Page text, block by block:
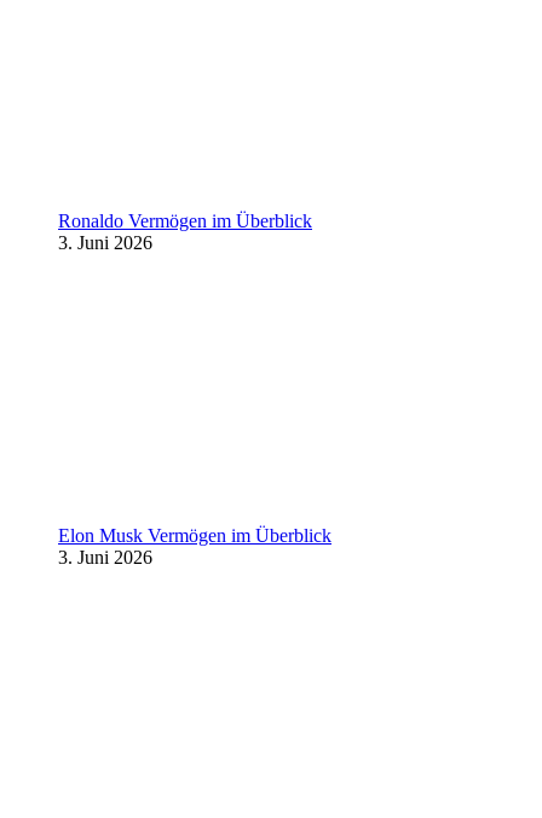
Ronaldo Vermögen im Überblick
3. Juni 2026
Elon Musk Vermögen im Überblick
3. Juni 2026